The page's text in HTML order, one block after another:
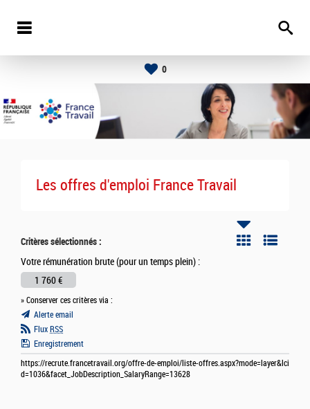
0
Les offres d'emploi France Travail
Critères sélectionnés :
Votre rémunération brute (pour un temps plein) :
1 760 €
» Conserver ces critères via :
Alerte email
Flux RSS
Enregistrement
https://recrute.francetravail.org/offre-de-emploi/liste-offres.aspx?mode=layer&lci
d=1036&facet_JobDescription_SalaryRange=13628